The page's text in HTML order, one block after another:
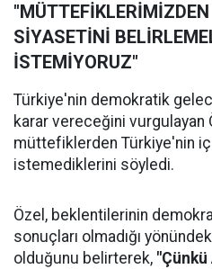
SİYASETİNİ
İSTEMİYORUZ"
Türkiye'nin demokratik
karar vereceğini vurgulayan
müttefiklerden Türkiye'nin
istemediklerini söyledi.
Özel, beklentilerinin
sonuçları olmadığı
olduğunu belirterek, "Çünkü